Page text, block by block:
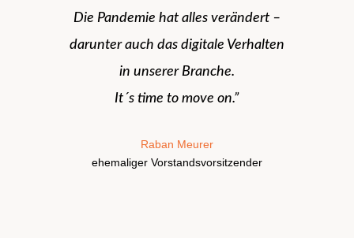
Die Pandemie hat alles verändert –
darunter auch das digitale Verhalten
in unserer Branche.
It´s time to move on.”
Raban Meurer
ehemaliger Vorstandsvorsitzender